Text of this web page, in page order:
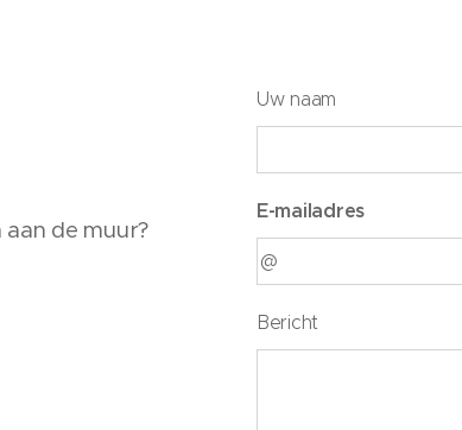
de muur?
Uw naam
E-mailadres
Bericht